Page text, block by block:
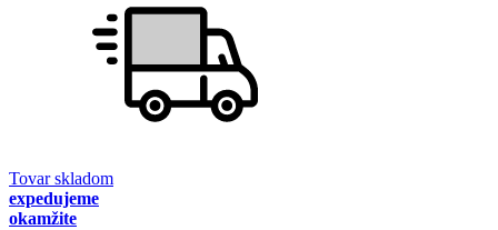
Tovar skladom
expedujeme
okamžite